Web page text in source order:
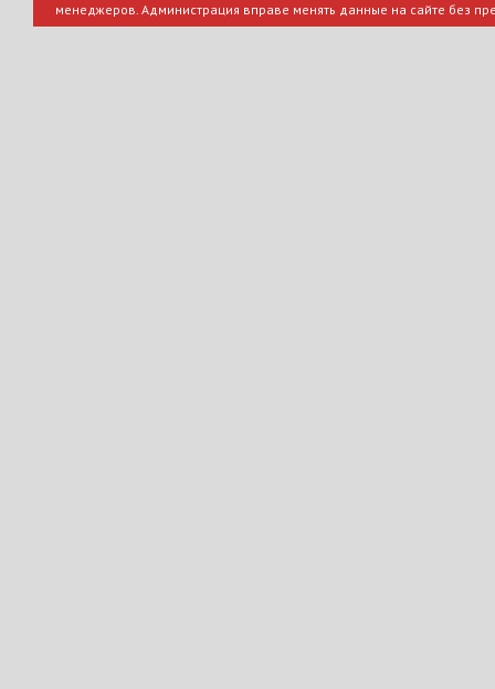
менеджеров. Администрация вправе менять данные на сайте без